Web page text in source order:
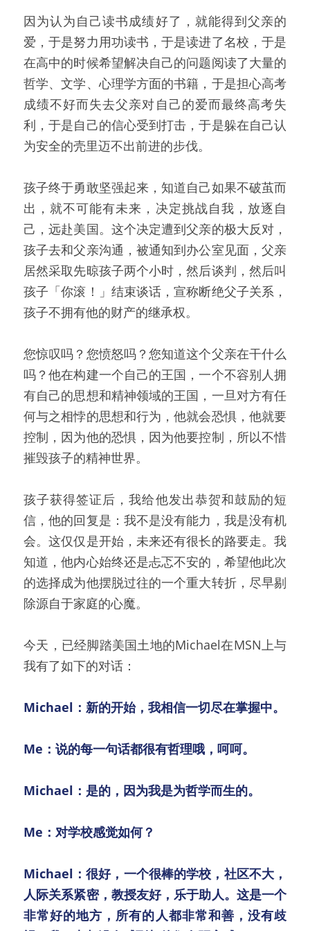
因为认为自己读书成绩好了，就能得到父亲的
爱，于是努力用功读书，于是读进了名校，于是
在高中的时候希望解决自己的问题阅读了大量的
哲学、文学、心理学方面的书籍，于是担心高考
成绩不好而失去父亲对自己的爱而最终高考失
利，于是自己的信心受到打击，于是躲在自己认
为安全的壳里迈不出前进的步伐。
孩子终于勇敢坚强起来，知道自己如果不破茧而
出，就不可能有未来，决定挑战自我，放逐自
己，远赴美国。这个决定遭到父亲的极大反对，
孩子去和父亲沟通，被通知到办公室见面，父亲
居然采取先晾孩子两个小时，然后谈判，然后叫
孩子「你滚！」结束谈话，宣称断绝父子关系，
孩子不拥有他的财产的继承权。
您惊叹吗？您愤怒吗？您知道这个父亲在干什么
吗？他在构建一个自己的王国，一个不容别人拥
有自己的思想和精神领域的王国，一旦对方有任
何与之相悖的思想和行为，他就会恐惧，他就要
控制，因为他的恐惧，因为他要控制，所以不惜
摧毁孩子的精神世界。
孩子获得签证后，我给他发出恭贺和鼓励的短
信，他的回复是：我不是没有能力，我是没有机
会。这仅仅是开始，未来还有很长的路要走。我
知道，他内心始终还是忐忑不安的，希望他此次
的选择成为他摆脱过往的一个重大转折，尽早剔
除源自于家庭的心魔。
今天，已经脚踏美国土地的Michael在MSN上与
我有了如下的对话：
Michael：新的开始，我相信一切尽在掌握中。
Me：说的每一句话都很有哲理哦，呵呵。
Michael：是的，因为我是为哲学而生的。
Me：对学校感觉如何？
Michael：很好，一个很棒的学校，社区不大，
人际关系紧密，教授友好，乐于助人。这是一个
非常好的地方，所有的人都非常和善，没有歧